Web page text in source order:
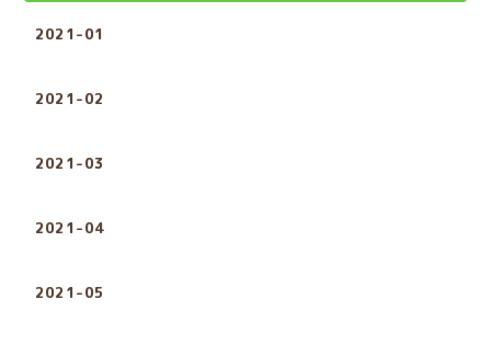
2021-01
2021-02
2021-03
2021-04
2021-05